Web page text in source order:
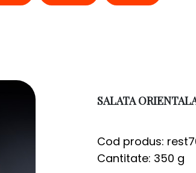
SALATA
Cod produs:
Cantitate: 350 g